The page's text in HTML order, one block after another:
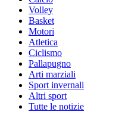
Volley
Basket
Motori
Atletica
Ciclismo
Pallapugno
Arti marziali
Sport invernali
Altri sport
Tutte le notizie